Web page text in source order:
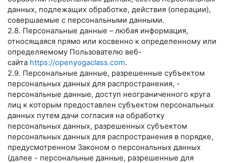
данных, подлежащих обработке, действия (операции),
совершаемые с персональными данными.
2.8. Персональные данные – любая информация,
относящаяся прямо или косвенно к определенному или
определяемому Пользователю веб-
сайта https://openyogaclass.com.
2.9. Персональные данные, разрешенные субъектом
персональных данных для распространения, -
персональные данные, доступ неограниченного круга
лиц к которым предоставлен субъектом персональных
данных путем дачи согласия на обработку
персональных данных, разрешенных субъектом
персональных данных для распространения в порядке,
предусмотренном Законом о персональных данных
(далее - персональные данные, разрешенные для